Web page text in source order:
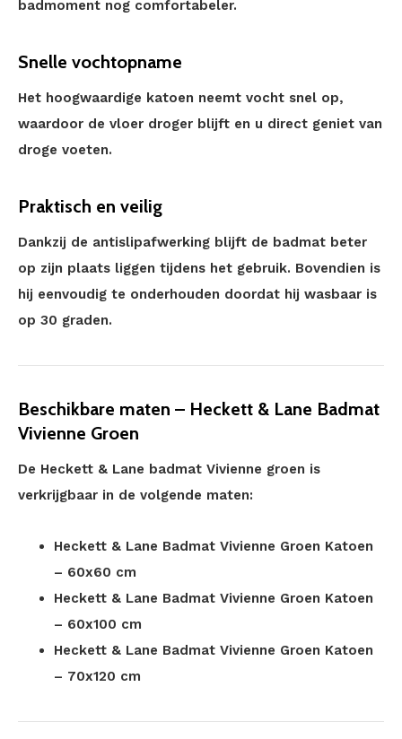
badmoment nog comfortabeler.
Snelle vochtopname
Het hoogwaardige katoen neemt vocht snel op,
waardoor de vloer droger blijft en u direct geniet van
droge voeten.
Praktisch en veilig
Dankzij de antislipafwerking blijft de badmat beter
op zijn plaats liggen tijdens het gebruik. Bovendien is
hij eenvoudig te onderhouden doordat hij wasbaar is
op 30 graden.
Beschikbare maten – Heckett & Lane Badmat
Vivienne Groen
De Heckett & Lane badmat Vivienne groen is
verkrijgbaar in de volgende maten:
Heckett & Lane Badmat Vivienne Groen Katoen
– 60x60 cm
Heckett & Lane Badmat Vivienne Groen Katoen
– 60x100 cm
Heckett & Lane Badmat Vivienne Groen Katoen
– 70x120 cm